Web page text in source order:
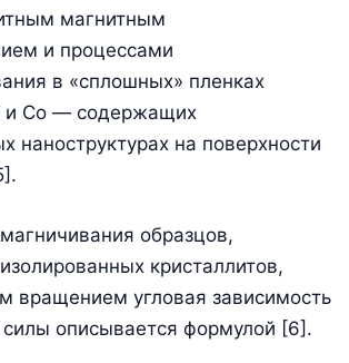
магнитным
и процессами
в «сплошных» пленках
и Со — содержащих
наноструктурах на поверхности
образцов,
кристаллитов,
вращением угловая зависимость
силы описывается формулой [6].